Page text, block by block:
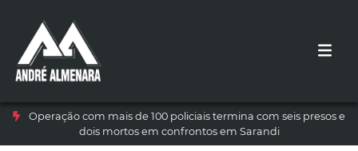
Operação com mais de 100 policiais termina com seis presos e
dois mortos em confrontos em Sarandi